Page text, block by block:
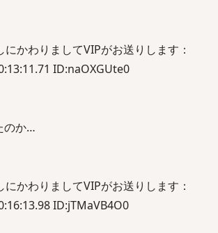
かわりましてVIPがお送りします：
ID:naOXGUte0
のか…
かわりましてVIPがお送りします：
ID:jTMaVB4O0